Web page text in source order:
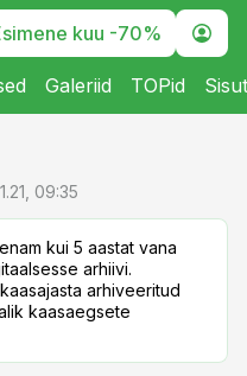
kuu -70%
Galeriid TOPid
09:35
kui 5 aastat vana
arhiivi.
arhiveeritud
kaasaegsete